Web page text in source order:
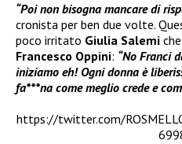
“Poi non bisogna mancare di
cronista per ben due volte.
poco irritato Giulia Salemi
Francesco Oppini: “No Franci
iniziamo eh! Ogni donna è
fa***na come meglio crede e
https://twitter.com/